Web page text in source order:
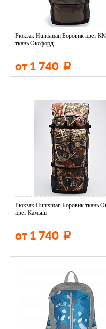
Рюкзак Huntsman Боровик цвет
ткань Оксфорд
от 1 740 Р
Рюкзак Huntsman Боровик ткань
цвет Камыш
от 1 740 Р